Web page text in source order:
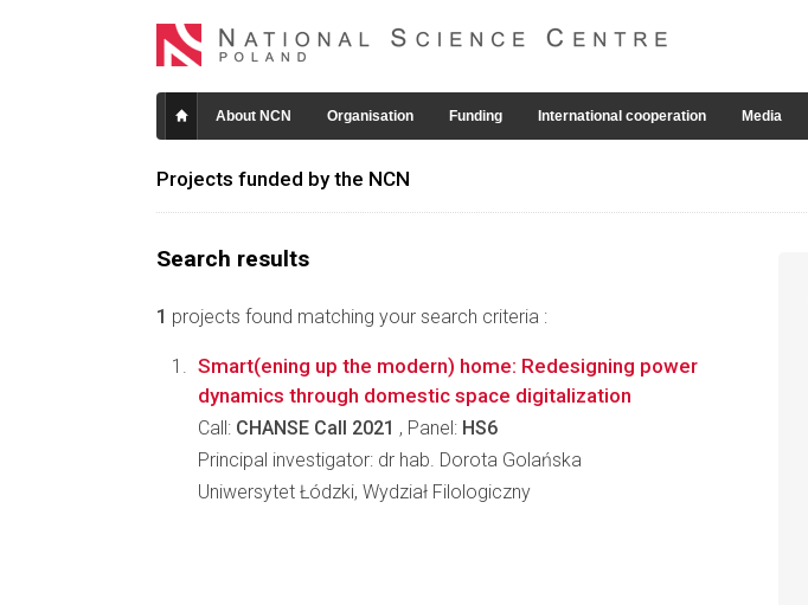
About NCN Organisation Funding International cooperation Media
Projects funded by the NCN
Search results
1 projects found matching your search criteria :
Smart(ening up the modern) home: Redesigning power
dynamics through domestic space digitalization
Call: CHANSE Call 2021 , Panel: HS6
Principal investigator: dr hab. Dorota Golańska
Uniwersytet Łódzki, Wydział Filologiczny